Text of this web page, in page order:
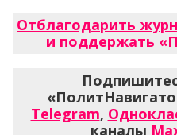
Отблагодарить
и поддержать
Telegram,
каналы